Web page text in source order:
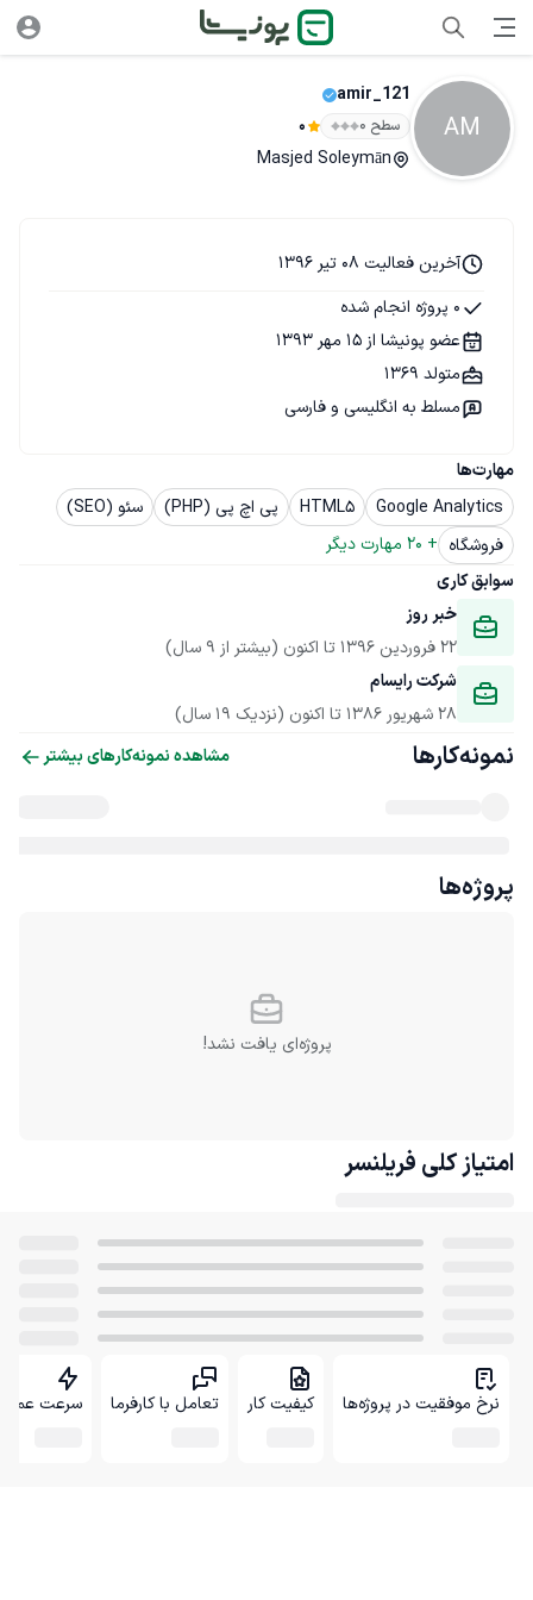
AM
amir_121
سطح ۰ 0
Masjed Soleymān
مهارت‌ها
Google Analytics
HTML5 پی اچ پی (PHP)
سئو (SEO)
فروشگاه +
20 مهارت دیگر
سوابق کاری
خبر روز
22 فروردین 1396
تا اکنون (بیشتر از 9 سال)
شرکت رایسام
28 شهریور 1386
تا اکنون (نزدیک 19 سال)
آخرین فعالیت 08 تیر 1396
0 پروژه انجام شده
عضو پونیشا از 15 مهر 1393
متولد 1369
مسلط به انگلیسی و فارسی
نمونه‌کارها مشاهده نمونه‌کارهای بیشتر
پروژه‌ها
پروژه‌ای یافت نشد!
امتیاز کلی فریلنسر
نرخ موفقیت در پروژه‌ها کیفیت کار تعامل با کارفرما سرعت عمل